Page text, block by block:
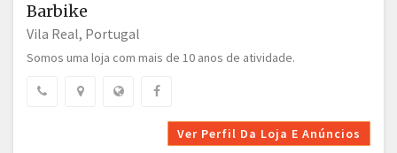
Barbike
Vila Real, Portugal
Somos uma loja com mais de 10 anos de atividade.
Ver Perfil Da Loja E Anúncios